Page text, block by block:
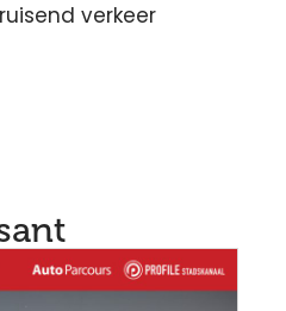
verkeer